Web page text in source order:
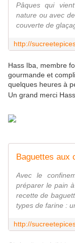
Pâques qui
nature ou avec
couverte de
Hass Iba, membre
gourmande et
quelques heures à
Un grand merci
Avec le
préparer le pain
recette de
types de farine :